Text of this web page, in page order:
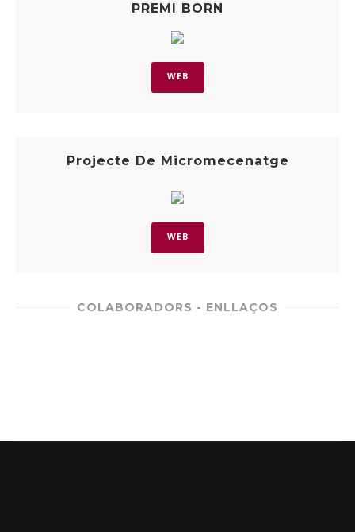
PREMI BORN
WEB
Projecte De Micromecenatge
WEB
COLABORADORS - ENLLAÇOS